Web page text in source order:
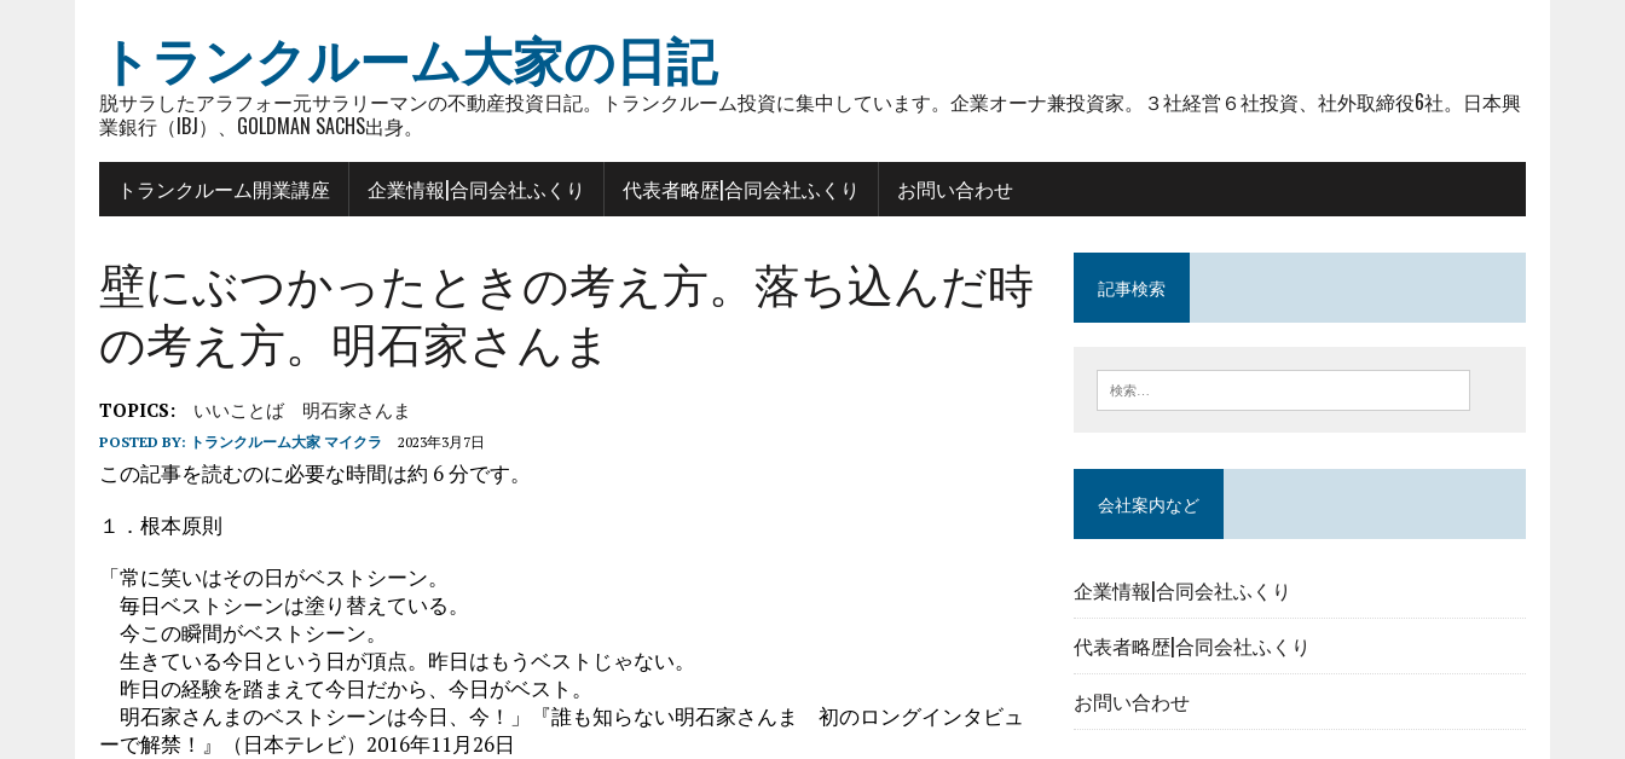
トランクルーム大家の日記
脱サラしたアラフォー元サラリーマンの不動産投資日記。トランクルーム投資に集中しています。企業オーナ兼投資家。３社経営６社投資、社外取締役6社。日本興
業銀行（IBJ）、GOLDMAN SACHS出身。
トランクルーム開業講座 企業情報|合同会社ふくり 代表者略歴|合同会社ふくり お問い合わせ
壁にぶつかったときの考え方。落ち込んだ時
の考え方。明石家さんま
TOPICS: いいことば 明石家さんま
POSTED BY: トランクルーム大家 マイクラ 2023年3月7日
この記事を読むのに必要な時間は約 6 分です。
１．根本原則
「常に笑いはその日がベストシーン。
毎日ベストシーンは塗り替えている。
今この瞬間がベストシーン。
生きている今日という日が頂点。昨日はもうベストじゃない。
昨日の経験を踏まえて今日だから、今日がベスト。
明石家さんまのベストシーンは今日、今！」『誰も知らない明石家さんま 初のロングインタビュ
ーで解禁！』（日本テレビ）2016年11月26日
記事検索
会社案内など
企業情報|合同会社ふくり
代表者略歴|合同会社ふくり
お問い合わせ